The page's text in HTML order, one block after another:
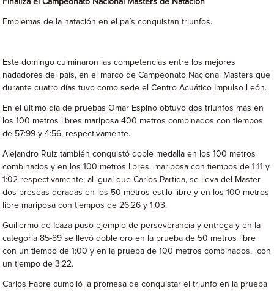
Finaliza el Campeonato Nacional Masters de Natación
Emblemas de la natación en el país conquistan triunfos.
Este domingo culminaron las competencias entre los mejores
nadadores del país, en el marco de Campeonato Nacional Masters que
durante cuatro días tuvo como sede el Centro Acuático Impulso León.
En el último día de pruebas Omar Espino obtuvo dos triunfos más en
los 100 metros libres mariposa 400 metros combinados con tiempos
de 57:99 y 4:56, respectivamente.
Alejandro Ruiz también conquistó doble medalla en los 100 metros
combinados y en los 100 metros libres mariposa con tiempos de 1:11 y
1:02 respectivamente; al igual que Carlos Partida, se lleva del Master
dos preseas doradas en los 50 metros estilo libre y en los 100 metros
libre mariposa con tiempos de 26:26 y 1:03.
Guillermo de Icaza puso ejemplo de perseverancia y entrega y en la
categoría 85-89 se llevó doble oro en la prueba de 50 metros libre
con un tiempo de 1:00 y en la prueba de 100 metros combinados, con
un tiempo de 3:22.
Carlos Fabre cumplió la promesa de conquistar el triunfo en la prueba